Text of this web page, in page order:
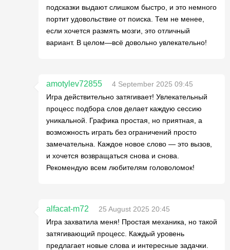
подсказки выдают слишком быстро, и это немного
портит удовольствие от поиска. Тем не менее,
если хочется размять мозги, это отличный
вариант. В целом—всё довольно увлекательно!
amotylev72855
4 September 2025 09:45
Игра действительно затягивает! Увлекательный
процесс подбора слов делает каждую сессию
уникальной. Графика простая, но приятная, а
возможность играть без ограничений просто
замечательна. Каждое новое слово — это вызов,
и хочется возвращаться снова и снова.
Рекомендую всем любителям головоломок!
alfacat-m72
25 August 2025 20:45
Игра захватила меня! Простая механика, но такой
затягивающий процесс. Каждый уровень
предлагает новые слова и интересные задачки.